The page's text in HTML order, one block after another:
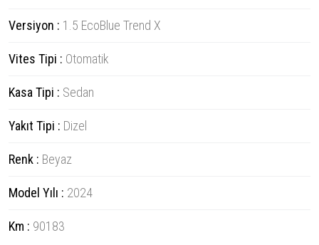
Versiyon : 1.5 EcoBlue Trend X
Vites Tipi : Otomatik
Kasa Tipi : Sedan
Yakıt Tipi : Dizel
Renk : Beyaz
Model Yılı : 2024
Km : 90183